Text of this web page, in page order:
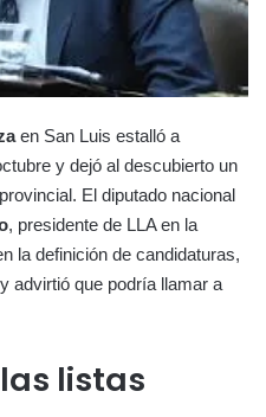
en San Luis estalló a
y dejó al descubierto un
El diputado nacional
, presidente de LLA en la
la definición de candidaturas,
advirtió que podría llamar a
listas